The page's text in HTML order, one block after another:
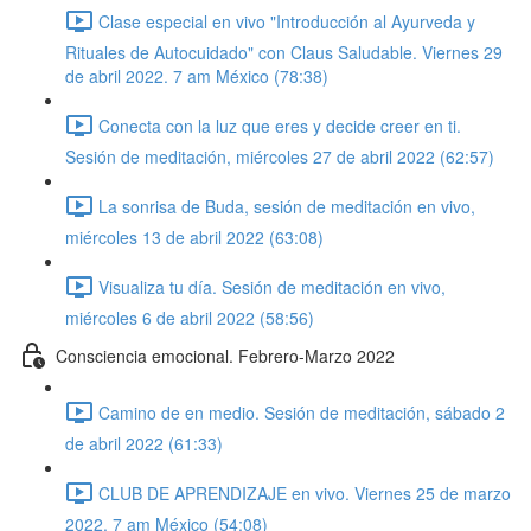
Clase especial en vivo "Introducción al Ayurveda y
Rituales de Autocuidado" con Claus Saludable. Viernes 29
de abril 2022. 7 am México (78:38)
Conecta con la luz que eres y decide creer en ti.
Sesión de meditación, miércoles 27 de abril 2022 (62:57)
La sonrisa de Buda, sesión de meditación en vivo,
miércoles 13 de abril 2022 (63:08)
Visualiza tu día. Sesión de meditación en vivo,
miércoles 6 de abril 2022 (58:56)
Consciencia emocional. Febrero-Marzo 2022
Camino de en medio. Sesión de meditación, sábado 2
de abril 2022 (61:33)
CLUB DE APRENDIZAJE en vivo. Viernes 25 de marzo
2022. 7 am México (54:08)